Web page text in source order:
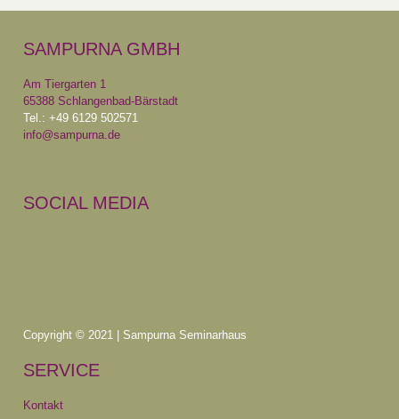
SAMPURNA GMBH
Am Tiergarten 1
65388 Schlangenbad-Bärstadt
Tel.: +49 6129 502571
info@sampurna.de
SOCIAL MEDIA
Copyright © 2021 | Sampurna Seminarhaus
SERVICE
Kontakt